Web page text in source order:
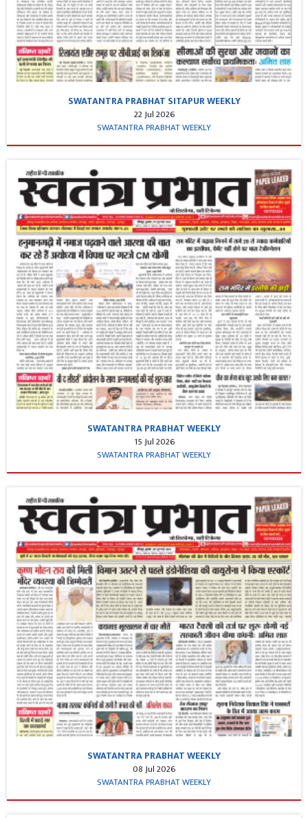
SWATANTRA PRABHAT SITAPUR WEEKLY
22 Jul 2026
SWATANTRA PRABHAT WEEKLY
SWATANTRA PRABHAT WEEKLY
15 Jul 2026
SWATANTRA PRABHAT WEEKLY
SWATANTRA PRABHAT WEEKLY
08 Jul 2026
SWATANTRA PRABHAT WEEKLY